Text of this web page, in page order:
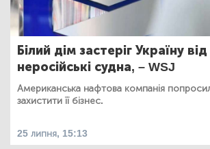
Білий дім застеріг Україну
неросійські судна, – WSJ
Американська нафтова компанія
захистити її бізнес.
25 липня, 15:13